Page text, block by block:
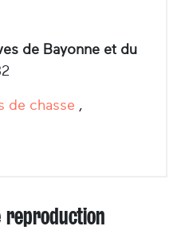
de Bayonne et du
de chasse ,
reproduction